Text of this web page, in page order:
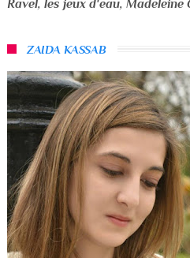
Ravel, les jeux d'eau, Madeleine
ZAIDA KASSAB